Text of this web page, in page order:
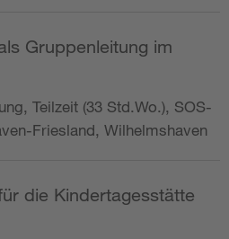
Gruppenleitung im
Teilzeit (33 Std.Wo.), SOS-
Friesland, Wilhelmshaven
die Kindertagesstätte